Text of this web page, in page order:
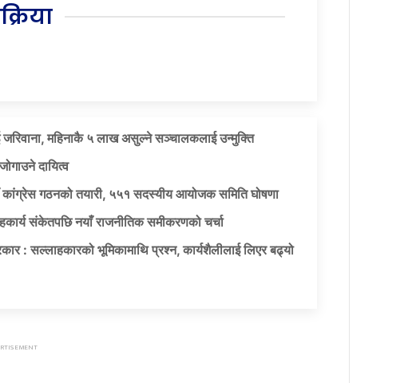
महिनाकै ५ लाख असुल्ने सञ्चालकलाई उन्मुक्ति
दायित्व
गठनको तयारी, ५५१ सदस्यीय आयोजक समिति घोषणा
संकेतपछि नयाँ राजनीतिक समीकरणको चर्चा
: सल्लाहकारको भूमिकामाथि प्रश्न, कार्यशैलीलाई लिएर बढ्यो